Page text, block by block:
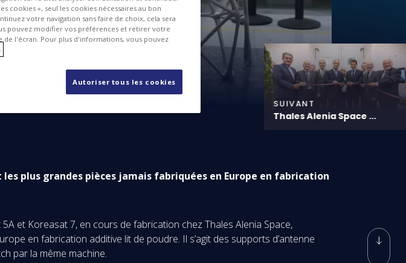
SUIVANT
Thales Alenia Space ...
plus grandes pièces jamais fabriquées en Europe en fabrication
et Koreasat 7, en cours de fabrication chez Thales Alenia Space,
en fabrication additive lit de poudre. Il s’agit des supports d’antenne
par la même machine.
cookies », seul les cookies nécessaires au bon
votre navigation sans faire de choix, cela sera
pouvez modifier vos préférences et retirer votre
de l'écran. Pour plus d'informations, vous pouvez
Autoriser tous les cookies